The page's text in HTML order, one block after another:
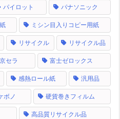
パイロット パナソニック
ミシン目入りコピー用紙
リサイクル リサイクル品
京セラ 富士ゼロックス
感熱ロール紙 汎用品
ボノ 硬貨巻きフィルム
高品質リサイクル品